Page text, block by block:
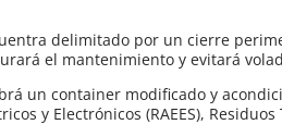
delimitado por un cierre
el mantenimiento y evitará
un container modificado y
y Electrónicos (RAEES),